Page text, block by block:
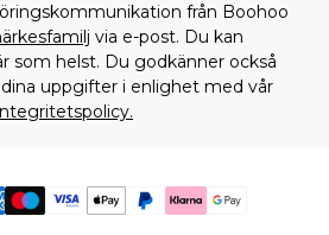
från Boohoo
via e-post. Du kan
som helst. Du godkänner också
uppgifter i enlighet med vår